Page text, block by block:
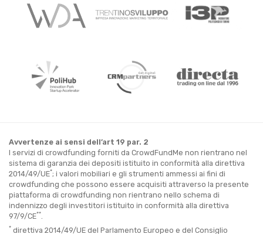
Avvertenze ai sensi dell’art 19 par. 2
I servizi di crowdfunding forniti da CrowdFundMe non rientrano nel
sistema di garanzia dei depositi istituito in conformità alla direttiva
2014/49/UE*; i valori mobiliari e gli strumenti ammessi ai fini di
crowdfunding che possono essere acquisiti attraverso la presente
piattaforma di crowdfunding non rientrano nello schema di
indennizzo degli investitori istituito in conformità alla direttiva
97/9/CE**
* direttiva 2014/49/UE del Parlamento Europeo e del Consiglio